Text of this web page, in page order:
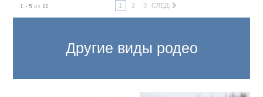
1 - 5 из 11 1 2 3 СЛЕД.
Другие виды родео